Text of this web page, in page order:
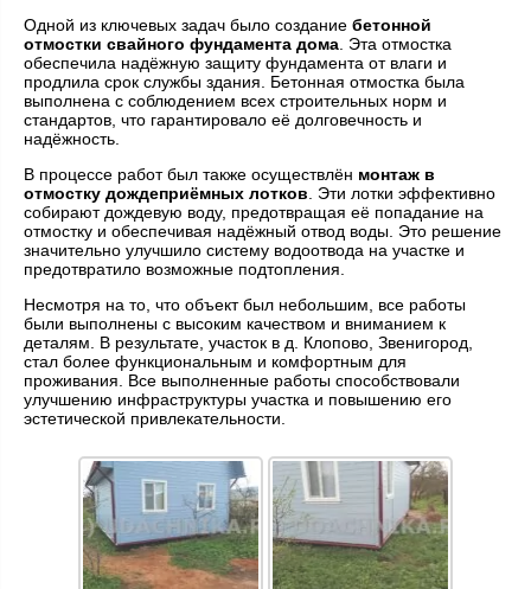
Одной из ключевых задач было создание бетонной
отмостки свайного фундамента дома . Эта отмостка
обеспечила надёжную защиту фундамента от влаги и
продлила срок службы здания. Бетонная отмостка была
выполнена с соблюдением всех строительных норм и
стандартов, что гарантировало её долговечность и
надёжность.
В процессе работ был также осуществлён монтаж в
отмостку дождеприёмных лотков . Эти лотки эффективно
собирают дождевую воду, предотвращая её попадание на
отмостку и обеспечивая надёжный отвод воды. Это решение
значительно улучшило систему водоотвода на участке и
предотвратило возможные подтопления.
Несмотря на то, что объект был небольшим, все работы
были выполнены с высоким качеством и вниманием к
деталям. В результате, участок в д. Клопово, Звенигород,
стал более функциональным и комфортным для
проживания. Все выполненные работы способствовали
улучшению инфраструктуры участка и повышению его
эстетической привлекательности.